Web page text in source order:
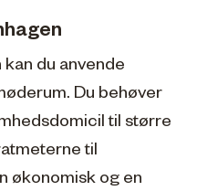
du anvende
Du behøver
til større
til
økonomisk og en